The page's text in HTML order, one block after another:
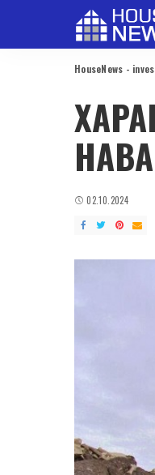
HouseNews -
02.10.2024